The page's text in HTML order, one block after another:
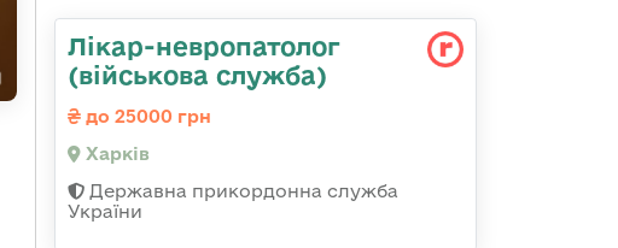
Лікар-невропатолог
(військова служба)
до 25000 грн
Харків
Державна прикордонна служба
України